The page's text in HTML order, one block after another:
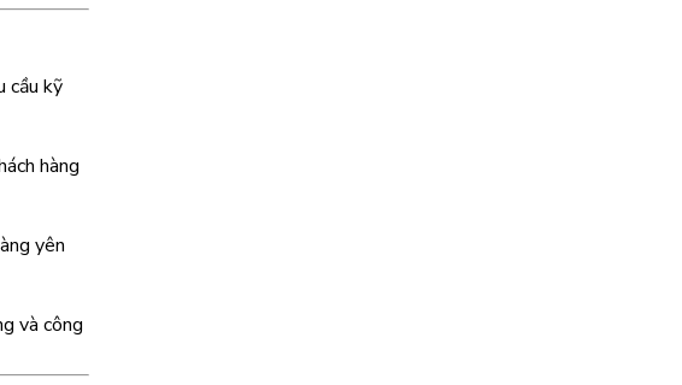
cầu kỹ
hàng
yên
và công